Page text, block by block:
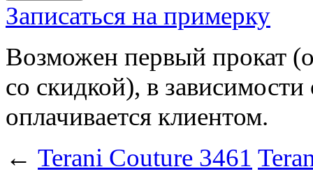
Записаться на примерку
Возможен первый прокат
со скидкой), в
оплачивается клиентом.
← Terani Couture 3461